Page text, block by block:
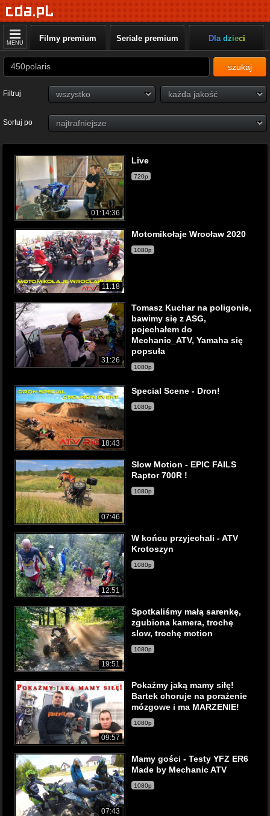
MENU Filmy premium Seriale premium Dla dzieci
szukaj
Filtruj
Sortuj po
01:14:36
Live
720p
11:18
Motomikołaje Wrocław 2020
1080p
31:26
Tomasz Kuchar na poligonie,
bawimy się z ASG,
pojechałem do
Mechanic_ATV, Yamaha się
popsuła
1080p
18:43
Special Scene - Dron!
1080p
07:46
Slow Motion - EPIC FAILS
Raptor 700R !
1080p
12:51
W końcu przyjechali - ATV
Krotoszyn
1080p
19:51
Spotkaliśmy małą sarenkę,
zgubiona kamera, trochę
slow, trochę motion
1080p
09:57
Pokażmy jaką mamy siłę!
Bartek choruje na porażenie
mózgowe i ma MARZENIE!
1080p
07:43
Mamy gości - Testy YFZ ER6
Made by Mechanic ATV
1080p